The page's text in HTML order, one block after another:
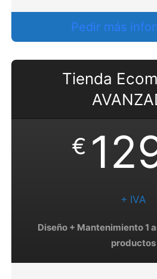
Pedir más
Tienda
€
+ IVA
Diseño + Mantenimiento 1
productos